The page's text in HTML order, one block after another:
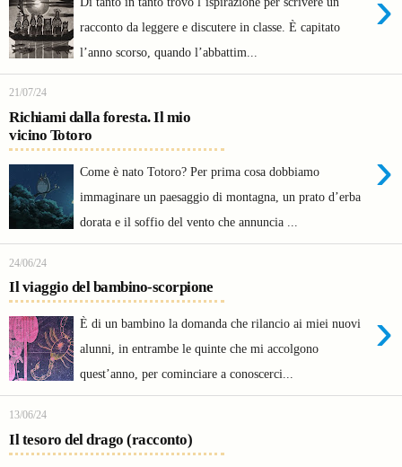
racconto da leggere e discutere in classe. È capitato
l’anno scorso, quando l’abbattim...
21/07/24
Richiami dalla foresta. Il mio
vicino Totoro
›
Come è nato Totoro? Per prima cosa dobbiamo
immaginare un paesaggio di montagna, un prato d’erba
dorata e il soffio del vento che annuncia ...
24/06/24
Il viaggio del bambino-scorpione
›
È di un bambino la domanda che rilancio ai miei nuovi
alunni, in entrambe le quinte che mi accolgono
quest’anno, per cominciare a conoscerci...
13/06/24
Il tesoro del drago (racconto)